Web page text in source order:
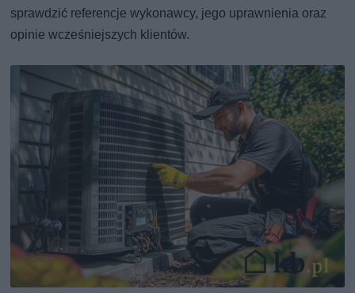
sprawdzić referencje wykonawcy, jego uprawnienia oraz
opinie wcześniejszych klientów.